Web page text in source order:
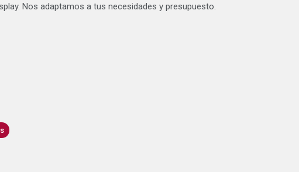
Nos adaptamos a tus necesidades y presupuesto.